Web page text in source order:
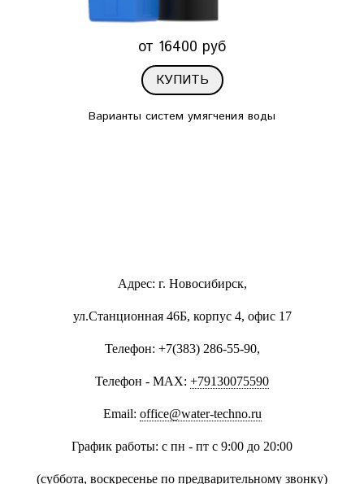
от 16400 руб
КУПИТЬ
Варианты систем умягчения воды
Адрес: г. Новосибирск,
ул.Станционная 46Б, корпус 4, офис 17
Телефон: +7(383) 286-55-90,
Телефон - MAX: +79130075590
Email: office@water-techno.ru
График работы: с пн - пт с 9:00 до 20:00
(суббота, воскресенье по предварительному звонку)